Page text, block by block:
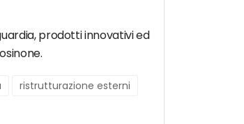
prodotti innovativi ed
ristrutturazione esterni